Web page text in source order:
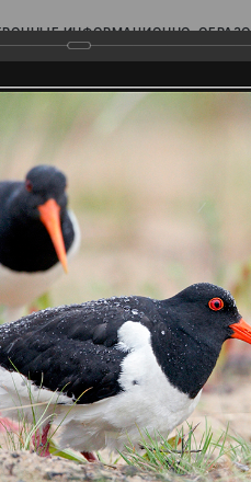
ИНФОРМАЦИОННО-